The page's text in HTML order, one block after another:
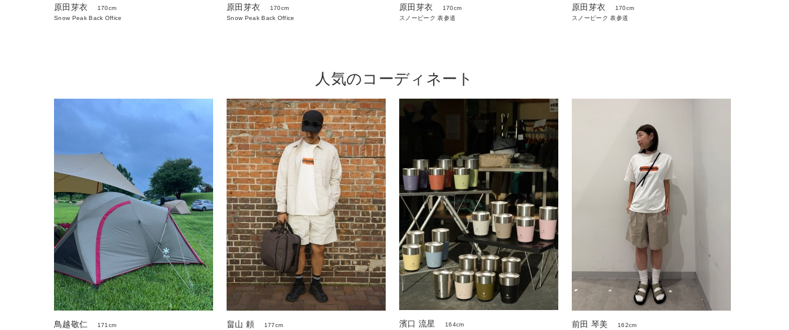
原田芽衣
170cm
Snow Peak Back Office
原田芽衣
170cm
Snow Peak Back Office
原田芽衣
170cm
スノーピーク 表参道
原田芽衣
170cm
スノーピーク 表参道
人気のコーディネート
鳥越敬仁
171cm
畠山 頼
177cm
濱口 流星
164cm
前田 琴美
162cm